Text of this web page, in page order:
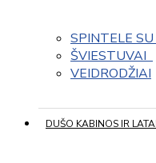
SPINTELE
ŠVIESTUVAI
VEIDRODŽIAI
DUŠO KABINOS IR